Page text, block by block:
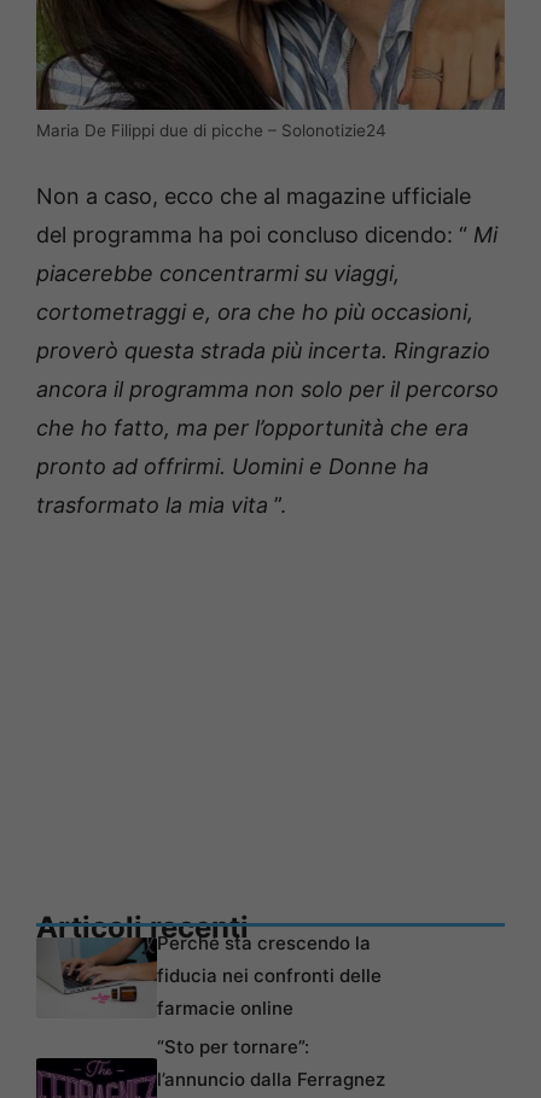
Maria De Filippi due di picche – Solonotizie24
Non a caso, ecco che al magazine ufficiale
del programma ha poi concluso dicendo: “ Mi
piacerebbe concentrarmi su viaggi,
cortometraggi e, ora che ho più occasioni,
proverò questa strada più incerta. Ringrazio
ancora il programma non solo per il percorso
che ho fatto, ma per l’opportunità che era
pronto ad offrirmi. Uomini e Donne ha
trasformato la mia vita ”.
Articoli recentiPerché sta crescendo la
fiducia nei confronti delle
farmacie online
“Sto per tornare”:
l’annuncio dalla Ferragnez